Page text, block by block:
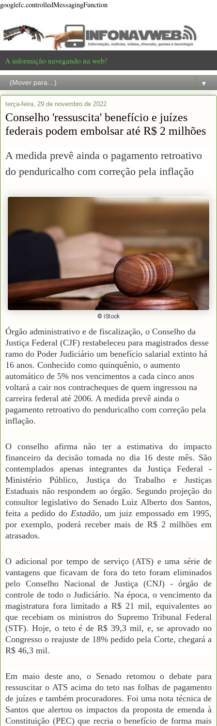
googlefc.controlledMessagingFunction
A informação navegando na web!
▼
terça-feira, 29 de novembro de 2022
Conselho 'ressuscita' benefício e juízes
federais podem embolsar até R$ 2 milhões
A medida prevê ainda o pagamento retroativo
do penduricalho com correção pela inflação
© iStock
Órgão administrativo e de fiscalização, o Conselho da
Justiça Federal (CJF) restabeleceu para magistrados desse
ramo do Poder Judiciário um benefício salarial extinto há
16 anos. Conhecido como quinquênio, o aumento
automático de 5% nos vencimentos a cada cinco anos
voltará a cair nos contracheques de quem ingressou na
carreira federal até 2006. A medida prevê ainda o
pagamento retroativo do penduricalho com correção pela
inflação.
O conselho afirma não ter a estimativa do impacto
financeiro da decisão tomada no dia 16 deste mês. São
contemplados apenas integrantes da Justiça Federal -
Ministério Público, Justiça do Trabalho e Justiças
Estaduais não respondem ao órgão. Segundo projeção do
consultor legislativo do Senado Luiz Alberto dos Santos,
feita a pedido do Estadão, um juiz empossado em 1995,
por exemplo, poderá receber mais de R$ 2 milhões em
atrasados.
O adicional por tempo de serviço (ATS) e uma série de
vantagens que ficavam de fora do teto foram eliminados
pelo Conselho Nacional de Justiça (CNJ) - órgão de
controle de todo o Judiciário. Na época, o vencimento da
magistratura fora limitado a R$ 21 mil, equivalentes ao
que recebiam os ministros do Supremo Tribunal Federal
(STF). Hoje, o teto é de R$ 39,3 mil, e, se aprovado no
Congresso o reajuste de 18% pedido pela Corte, chegará a
R$ 46,3 mil.
Em maio deste ano, o Senado retomou o debate para
ressuscitar o ATS acima do teto nas folhas de pagamento
de juízes e também procuradores. Foi uma nota técnica de
Santos que alertou os impactos da proposta de emenda à
Constituição (PEC) que recria o benefício de forma mais